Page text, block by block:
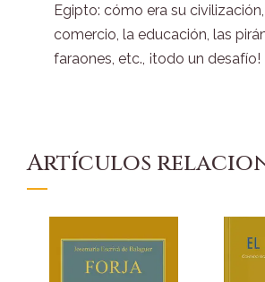
Egipto: cómo era su
comercio, la educación, las
faraones, etc., ¡todo un desafío!
Artículos